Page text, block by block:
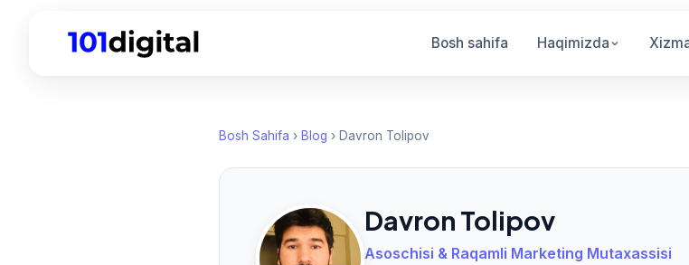
Bosh sahifa Haqimizda
Bosh Sahifa › Blog › Davron Tolipov
Davron Tolipov
Asoschisi & Raqamli Marketing Mutaxassisi